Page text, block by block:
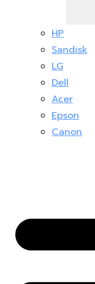
HP
Sandisk
LG
Dell
Acer
Epson
Canon